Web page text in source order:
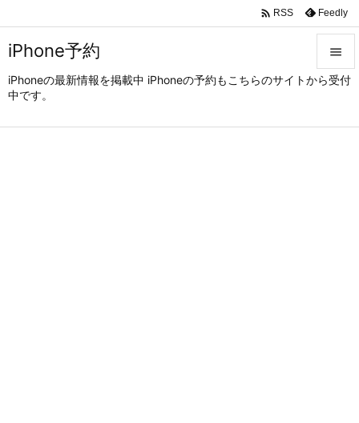
iPhone予約
iPhoneの最新情報を掲載中 iPhoneの予約もこちらのサイトから受付
中です。



 RSS Feedly